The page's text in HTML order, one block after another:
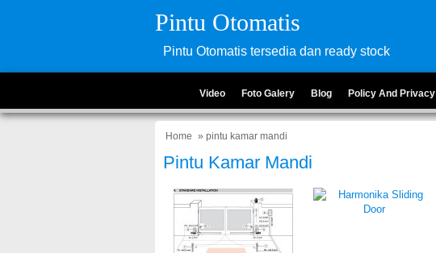
Pintu Otomatis
Pintu Otomatis tersedia dan ready stock
Video Foto Galery Blog Policy And Privacy
Home » pintu kamar mandi
Pintu Kamar Mandi